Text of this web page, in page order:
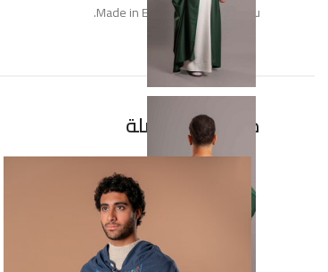
Made in Egypt specially for you.
منتجات ذات صلة